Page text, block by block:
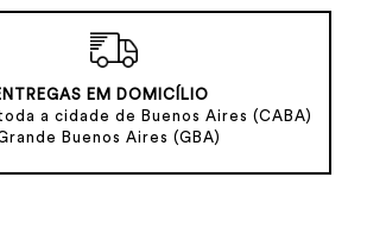
EM DOMICÍLIO
a cidade de Buenos Aires (CABA)
Buenos Aires (GBA)